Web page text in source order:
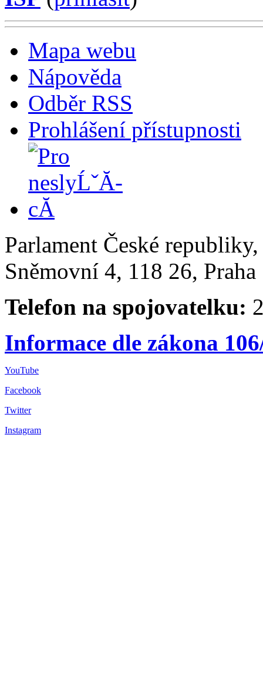
Mapa webu
Nápověda
Odběr RSS
Prohlášení přístupnosti
Parlament České
Sněmovní 4, 118 26,
Telefon na spojovatelku:
Informace dle zákona
YouTube
Facebook
Twitter
Instagram